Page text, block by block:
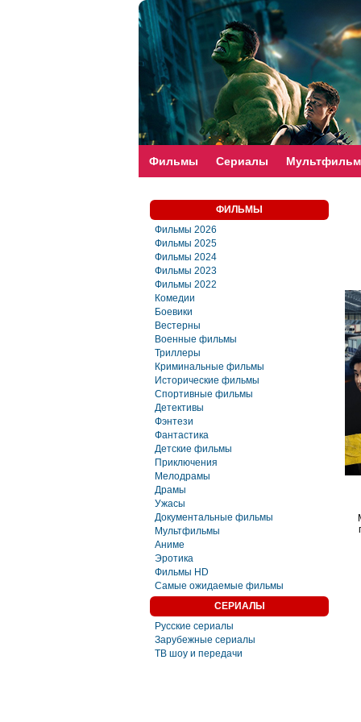
faste-torrent.com
Фильмы Сериалы
ФИЛЬМЫ
Фильмы 2026
Фильмы 2025
Фильмы 2024
Фильмы 2023
Фильмы 2022
Комедии
Боевики
Вестерны
Военные фильмы
Триллеры
Криминальные фильмы
Исторические фильмы
Спортивные фильмы
Детективы
Фэнтези
Фaнтастика
Детские фильмы
Приключения
Мелодрамы
Драмы
Ужасы
Документальные фильмы
Мультфильмы
Аниме
Эротика
Фильмы HD
Самые ожидаемые фильмы
СЕРИАЛЫ
Русские сериалы
Зарубежные сериалы
ТВ шоу и передачи